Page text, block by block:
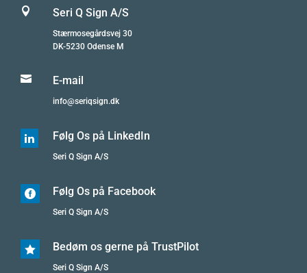
 Seri Q Sign A/S
Stærmosegårdsvej 30
DK-5230 Odense M
 E-mail
info@seriqsign.dk
 Følg Os på LinkedIn
Seri Q Sign A/S
 Følg Os på Facebook
Seri Q Sign A/S
 Bedøm os gerne på TrustPilot
Seri Q Sign A/S